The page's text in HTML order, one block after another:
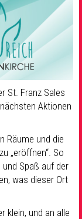
St. Franz Sales
Aktionen
Räume und die
„eröffnen“. So
und Spaß auf der
was dieser Ort
klein, und an alle